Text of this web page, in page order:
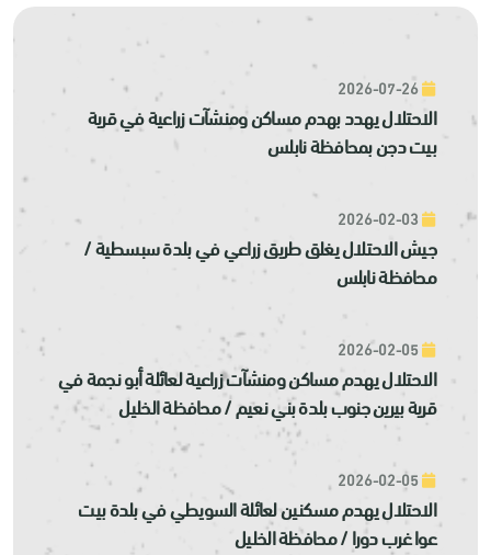
الاحتلال يهدد بهدم مساكن ومنشآت زراعية في قرية
بيت دجن بمحافظة نابلس
جيش الاحتلال يغلق طريق زراعي في بلدة سبسطية /
محافظة نابلس
الاحتلال يهدم مساكن ومنشآت زراعية لعائلة أبو نجمة في
قرية بيرين جنوب بلدة بني نعيم / محافظة الخليل
الاحتلال يهدم مسكنين لعائلة السويطي في بلدة بيت
عوا غرب دورا / محافظة الخليل